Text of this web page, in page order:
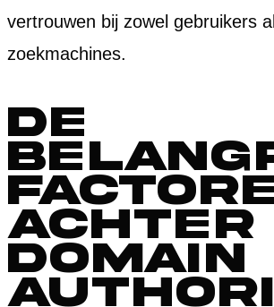
vertrouwen bij zowel gebruikers
zoekmachines.
De
achter
domain